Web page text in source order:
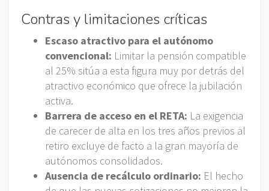
Contras y limitaciones críticas
Escaso atractivo para el autónomo
convencional: Limitar la pensión compatible
al 25% sitúa a esta figura muy por detrás del
atractivo económico que ofrece la jubilación
activa.
Barrera de acceso en el RETA: La exigencia
de carecer de alta en los tres años previos al
retiro excluye de facto a la gran mayoría de
autónomos consolidados.
Ausencia de recálculo ordinario: El hecho